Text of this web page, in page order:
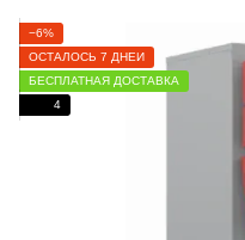
−6%
ОСТАЛОСЬ 7 ДНЕЙ
БЕСПЛАТНАЯ ДОСТАВКА
4